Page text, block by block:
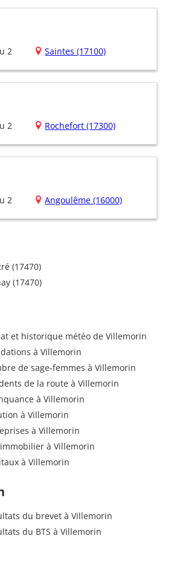
2 Saintes (17100)
2 Rochefort (17300)
2 Angoulême (16000)
(17470)
(17470)
et historique météo de Villemorin
à Villemorin
de sage-femmes à Villemorin
de la route à Villemorin
à Villemorin
à Villemorin
à Villemorin
à Villemorin
à Villemorin
du brevet à Villemorin
du BTS à Villemorin